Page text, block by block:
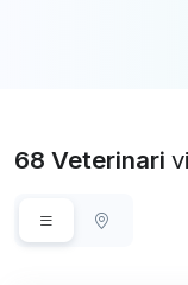
68 Veterinari